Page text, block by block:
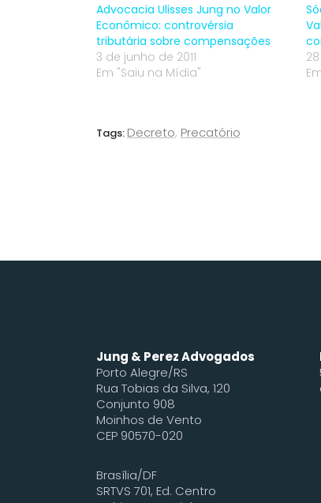
Advocacia Ulisses Jung no Valor
Econômico: controvérsia
tributária sobre compensações
3 de junho de 2011
Em "Saiu na Mídia"
Tags: Decreto, Precatório
Jung & Perez Advogados
Porto Alegre/RS
Rua Tobias da Silva, 120
Conjunto 908
Moinhos de Vento
CEP 90570-020
Brasília/DF
SRTVS 701, Ed. Centro